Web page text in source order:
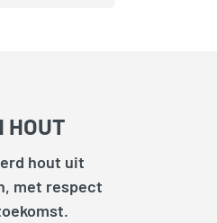
HOUT
hout uit
met respect